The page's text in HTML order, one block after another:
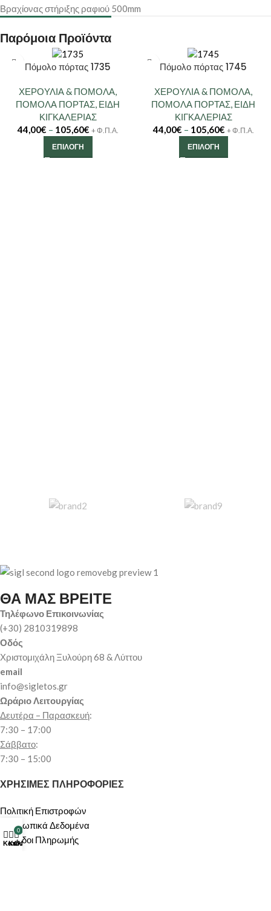
Βραχίονας στήριξης ραφιού 500mm
Παρόμοια Προϊόντα
Πόμολο πόρτας 1735
ΧΕΡΟΥΛΙΑ & ΠΟΜΟΛΑ
ΠΟΜΟΛΑ ΠΟΡΤΑΣ ΕΙΔΗ
ΚΙΓΚΑΛΕΡΙΑΣ
44,00€ – 105,60€ + Φ.Π.Α.
ΕΠΙΛΟΓΉ
Πόμολο πόρτας 1745
ΧΕΡΟΥΛΙΑ & ΠΟΜΟΛΑ
ΠΟΜΟΛΑ ΠΟΡΤΑΣ ΕΙΔΗ
ΚΙΓΚΑΛΕΡΙΑΣ
44,00€ – 105,60€ + Φ.Π.Α.
ΕΠΙΛΟΓΉ
ΘΑ ΜΑΣ ΒΡΕΙΤΕ
Τηλέφωνο Επικοινωνίας
(+30) 2810319898
Οδός
Χριστομιχάλη Ξυλούρη 68 & Λύττου
email
info@sigletos.gr
Ωράριο Λειτουργίας
Δευτέρα – Παρασκευή:
7:30 – 17:00
Σάββατο:
7:30 – 15:00
ΧΡΗΣΙΜΕΣ ΠΛΗΡΟΦΟΡΙΕΣ
Πολιτική Επιστροφών
Προσωπικά Δεδομένα
Μέθοδοι Πληρωμής
Κατάστημα
0
Καλάθι
Ο λογαριασμός μου